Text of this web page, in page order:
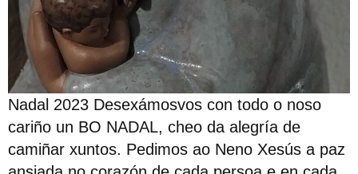
Nadal 2023 Desexámosvos con todo o noso
cariño un BO NADAL, cheo da alegría de
camiñar xuntos. Pedimos ao Neno Xesús a paz